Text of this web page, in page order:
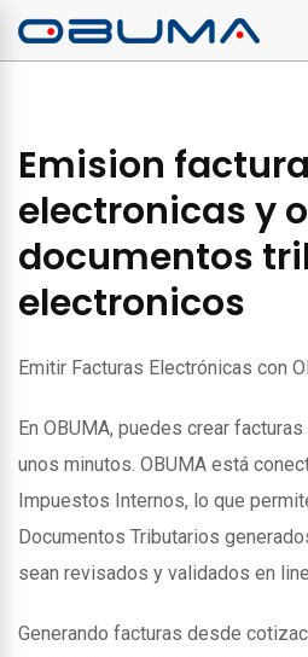
Emision
electronicas y
documentos
electronicos
Emitir Facturas Electrónicas con
En OBUMA, puedes crear
unos minutos. OBUMA está
Impuestos Internos, lo que
Documentos Tributarios
sean revisados y validados en
Generando facturas desde